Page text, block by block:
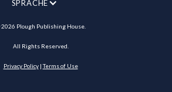
SPRACHE
2026 Plough Publishing House.
All Rights Reserved.
Privacy Policy|Terms of Use